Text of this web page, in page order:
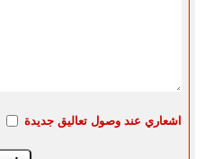
اشعاري عند وصول تعاليق جديدة